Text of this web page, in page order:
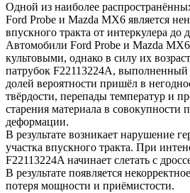
Одной из наиболее
Ford Probe и Mazda MX6 является
впускного тракта от интеркулера до
Автомобили Ford Probe и Mazda MX6
культовыми, однако в силу их
патрубок F22113224A,
долей вероятности пришёл в
твёрдости, перепады температур и
старения материала в совокупности
деформации.
В результате возникает нарушение
участка впускного тракта. При
F22113224A начинает слетать с
В результате появляется
потеря мощности и приёмистости.